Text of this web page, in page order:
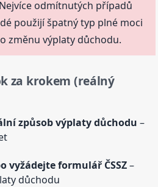
Nejvíce odmítnutých případů
použijí špatný typ plné moci
změnu výplaty důchodu.
za krokem (reálný
způsob výplaty důchodu –
vyžádejte formulář ČSSZ–
důchodu